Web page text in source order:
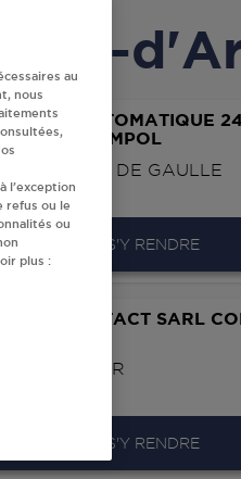
AUTOMATIQUE
PAIMPOL
GAL DE GAULLE
S'Y RENDRE
CONTACT SARL
DE L'ARMOR
S'Y RENDRE
au
nous
l’exception
refus ou le
ou
plus :